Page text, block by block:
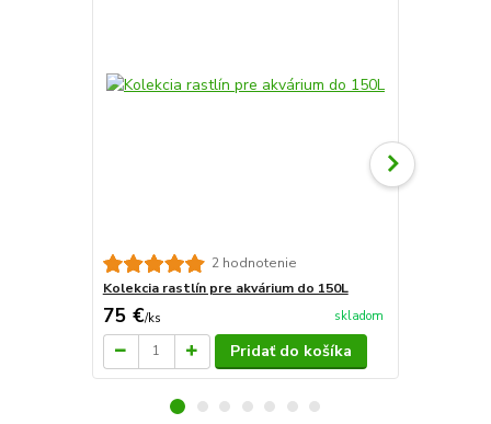
2 hodnotenie
Kolekcia rastlín pre akvárium do 150L
75 €/ks skladom
Pridať do košíka